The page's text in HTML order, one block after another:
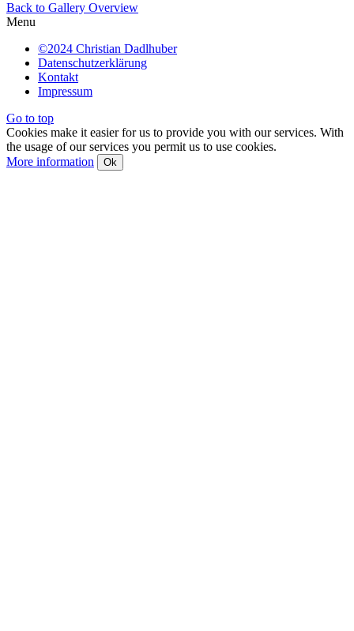
Back to Gallery Overview
Menu
©2024 Christian Dadlhuber
Datenschutzerklärung
Kontakt
Impressum
Go to top
Cookies make it easier for us to provide you with our services. With
the usage of our services you permit us to use cookies.
More information
Ok